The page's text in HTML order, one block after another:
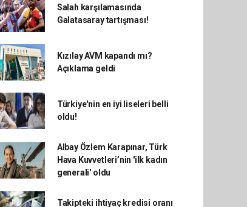
Salah karşılamasında
Galatasaray tartışması!
Kızılay AVM kapandı mı?
Açıklama geldi
Türkiye'nin en iyi liseleri belli
oldu!
Albay Özlem Karapınar, Türk
Hava Kuvvetleri’nin 'ilk kadın
generali' oldu
Takipteki ihtiyaç kredisi oranı